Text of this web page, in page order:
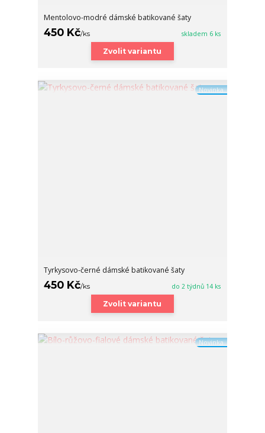
Mentolovo-modré dámské batikované šaty
450 Kč/ks skladem 6 ks
Zvolit variantu
Novinka
Tyrkysovo-černé dámské batikované šaty
450 Kč/ks do 2 týdnů 14 ks
Zvolit variantu
Novinka